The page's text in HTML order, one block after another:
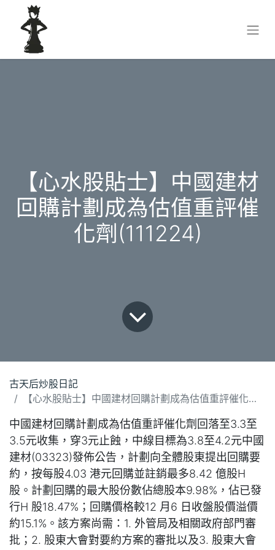
【心水股貼士】中國建材
回購計劃成為估值重評催
化劑(111224)
古天后炒股日記
【心水股貼士】中國建材回購計劃成為估值重評催化劑(111224)
中國建材回購計劃成為估值重評催化劑回落至3.3至
3.5元收集，穿3元止蝕，中線目標為3.8至4.2元中國
建材(03323)發佈公告，計劃向全體股東提出回購要
約，按每股4.03 港元回購並註銷最多8.42 億股H
股。計劃回購的最大股份數佔總股本9.98%，佔已發
行H 股18.47%；回購價格較12 月6 日收盤股價溢價
約15.1%。該方案尚需：1. 外管局及相關政府部門審
批；2. 股東大會對要約方案的審批以及3. 股東大會